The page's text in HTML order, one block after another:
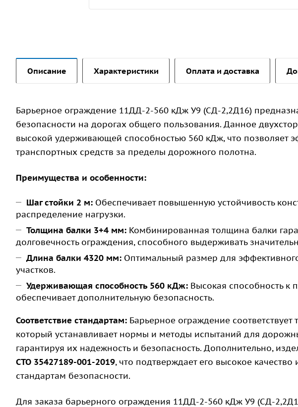
Описание Характеристики Оплата и доставка
Барьерное ограждение 11ДД-2-560 кДж У9 (СД-2,2Д16)
безопасности на дорогах общего пользования. Данное
высокой удерживающей способностью 560 кДж, что позволяет
транспортных средств за пределы дорожного полотна.
Преимущества и особенности:
Шаг стойки 2 м: Обеспечивает повышенную устойчивость
распределение нагрузки.
Толщина балки 3+4 мм: Комбинированная толщина балки
долговечность ограждения, способного выдерживать
Длина балки 4320 мм: Оптимальный размер для
участков.
Удерживающая способность 560 кДж: Высокая способность к
обеспечивает дополнительную безопасность.
Соответствие стандартам: Барьерное ограждение соответствует
который устанавливает нормы и методы испытаний для
гарантируя их надежность и безопасность. Дополнительно,
СТО 35427189-001-2019, что подтверждает его высокое
стандартам безопасности.
Для заказа барьерного ограждения 11ДД-2-560 кДж У9 (СД-